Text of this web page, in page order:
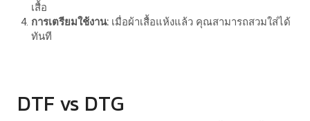
เสื้อ
การเตรียมใช้งาน: เมื่อผ้าเสื้อแห้งแล้ว คุณสามารถสวมใส่ได้
ทันที
DTF vs DTG